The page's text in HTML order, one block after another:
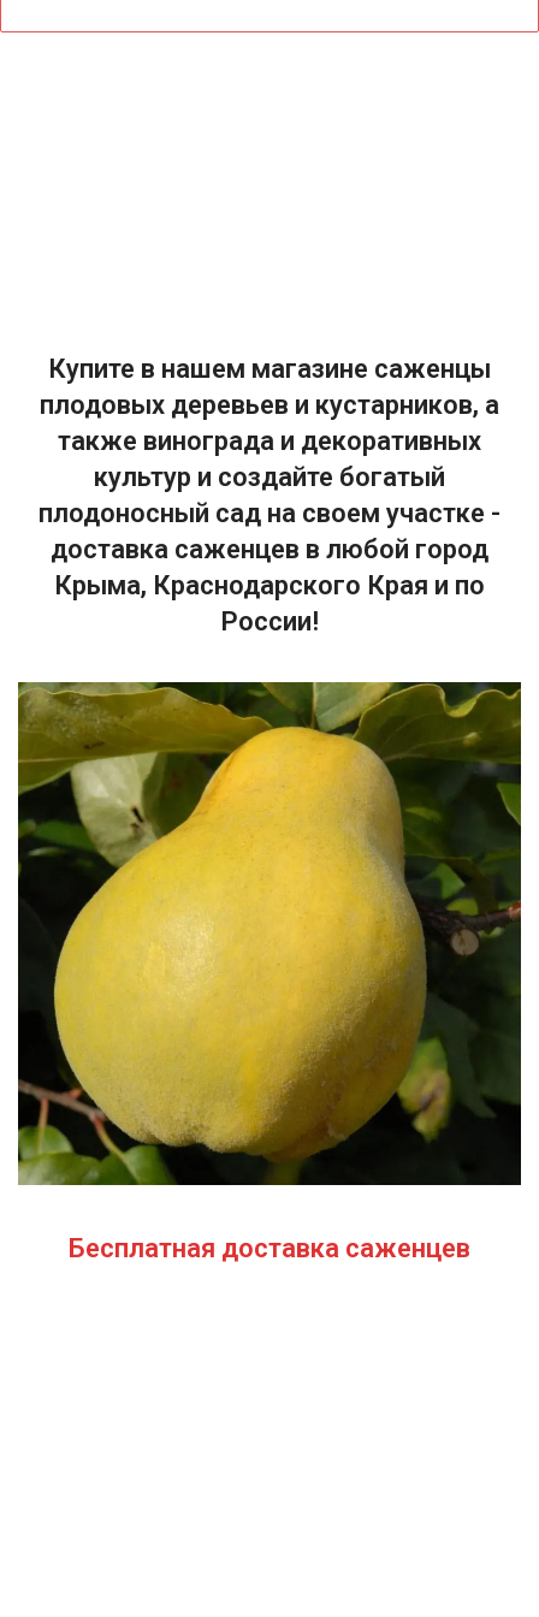
Купите в нашем магазине саженцы
плодовых деревьев и кустарников, а
также винограда и декоративных
культур и создайте богатый
плодоносный сад на своем участке -
доставка саженцев в любой город
Крыма, Краснодарского Края и по
России!
Бесплатная доставка саженцев